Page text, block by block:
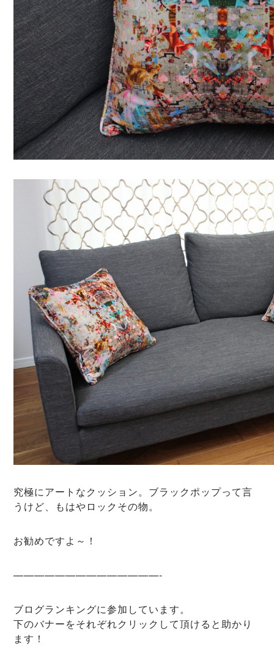
究極にアートなクッション。ブラックポップって言
うけど、もはやロックその物。
お勧めですよ～！
——————————————-
ブログランキングに参加しています。
下のバナーをそれぞれクリックして頂けると助かり
ます！